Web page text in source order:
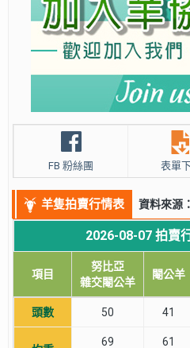
FB 粉絲團 表單
羊隻拍賣行情表 資料來源
2026-08-07 拍賣
項目
努比亞
雜交閹公羊
閹公羊
頭數 50 41
69
61